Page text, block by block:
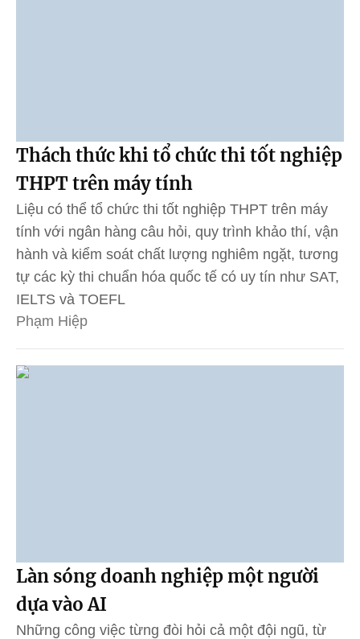
Thách thức khi tổ chức thi tốt nghiệp
THPT trên máy tính
Liệu có thể tổ chức thi tốt nghiệp THPT trên máy
tính với ngân hàng câu hỏi, quy trình khảo thí, vận
hành và kiểm soát chất lượng nghiêm ngặt, tương
tự các kỳ thi chuẩn hóa quốc tế có uy tín như SAT,
IELTS và TOEFL
Phạm Hiệp
Làn sóng doanh nghiệp một người
dựa vào AI
Những công việc từng đòi hỏi cả một đội ngũ, từ